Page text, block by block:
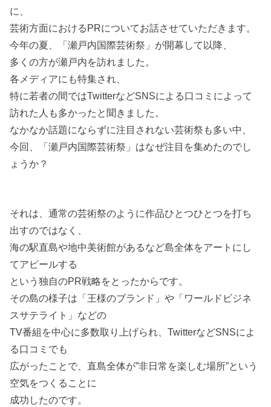
に、
芸術方面におけるPRについてお話させていただきます。
今年の夏、「瀬戸内国際芸術祭」が開幕して以降、
多くの方が瀬戸内を訪れました。
各メディアにも特集され、
特に若者の間ではTwitterなどSNSによる口コミによって
訪れた人も多かったと聞きました。
なかなか話題にならずに注目されない芸術祭も多い中、
今回、「瀬戸内国際芸術祭」はなぜ注目を集めたのでし
ょうか？
それは、通常の芸術祭のように作品ひとつひとつを打ち
出すのではなく、
海の駅直島や地中美術館があるなど島全体をアートにし
てアピールする
という独自のPR戦略をとったからです。
その島の様子は「王様のブランド」や「ワールドビジネ
スサテライト」などの
TV番組を中心に多数取り上げられ、TwitterなどSNSによ
る口コミでも
広がったことで、直島全体が”非日常を楽しむ場所”という
空気をつくることに
成功したのです。